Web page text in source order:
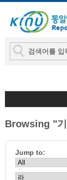
Browsing "
Jump to: